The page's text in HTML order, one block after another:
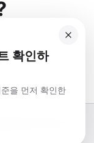
확인하
을 먼저 확인한
적이며 투자 조언이